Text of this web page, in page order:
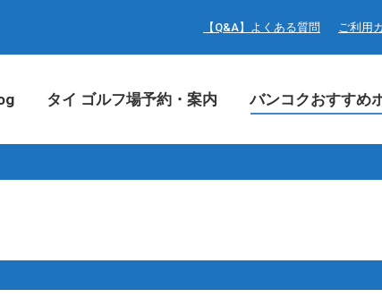
【Q&A】よくある質問 ご利用
タイ ゴルフ場予約・案内 バンコクおすすめ
タイ ゴルフ場予約・案内 バンコクおすすめ